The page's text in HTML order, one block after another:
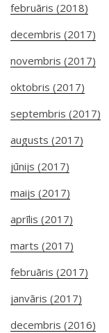
februāris (2018)
decembris (2017)
novembris (2017)
oktobris (2017)
septembris (2017)
augusts (2017)
jūnijs (2017)
maijs (2017)
aprīlis (2017)
marts (2017)
februāris (2017)
janvāris (2017)
decembris (2016)